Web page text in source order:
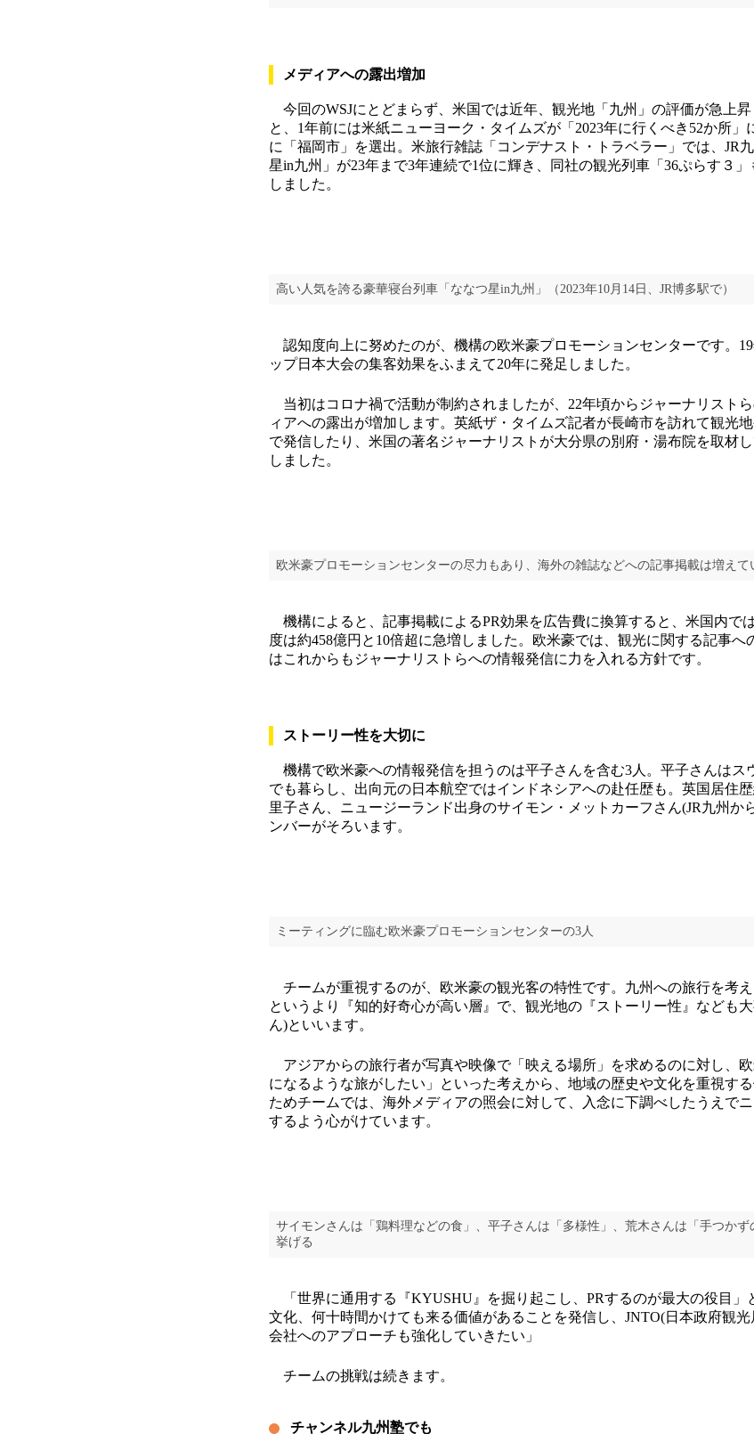
メディアへの露出増加
今回のWSJにとどまらず、米国では近年、観光地「九州」の評価が急上
と、1年前には米紙ニューヨーク・タイムズが「2023年に行くべき52か所」
に「福岡市」を選出。米旅行雑誌「コンデナスト・トラベラー」では、JR
星in九州」が23年まで3年連続で1位に輝き、同社の観光列車「36ぷらす３
しました。
高い人気を誇る豪華寝台列車「ななつ星in九州」（2023年10月14日、JR博多駅で）
認知度向上に努めたのが、機構の欧米豪プロモーションセンターです。
ップ日本大会の集客効果をふまえて20年に発足しました。
当初はコロナ禍で活動が制約されましたが、22年頃からジャーナリスト
ィアへの露出が増加します。英紙ザ・タイムズ記者が長崎市を訪れて観光
で発信したり、米国の著名ジャーナリストが大分県の別府・湯布院を取材
しました。
欧米豪プロモーションセンターの尽力もあり、海外の雑誌などへの記事掲載は増えて
機構によると、記事掲載によるPR効果を広告費に換算すると、米国内で
度は約458億円と10倍超に急増しました。欧米豪では、観光に関する記事へ
はこれからもジャーナリストらへの情報発信に力を入れる方針です。
ストーリー性を大切に
機構で欧米豪への情報発信を担うのは平子さんを含む3人。平子さんはス
でも暮らし、出向元の日本航空ではインドネシアへの赴任歴も。英国居住
里子さん、ニュージーランド出身のサイモン・メットカーフさん(JR九州か
ンバーがそろいます。
ミーティングに臨む欧米豪プロモーションセンターの3人
チームが重視するのが、欧米豪の観光客の特性です。九州への旅行を考え
というより『知的好奇心が高い層』で、観光地の『ストーリー性』なども
ん)といいます。
アジアからの旅行者が写真や映像で「映える場所」を求めるのに対し、
になるような旅がしたい」といった考えから、地域の歴史や文化を重視す
ためチームでは、海外メディアの照会に対して、入念に下調べしたうえで
するよう心がけています。
サイモンさんは「鶏料理などの食」、平子さんは「多様性」、荒木さんは「手つか
挙げる
「世界に通用する『KYUSHU』を掘り起こし、PRするのが最大の役目」
文化、何十時間かけても来る価値があることを発信し、JNTO(日本政府観
会社へのアプローチも強化していきたい」
チームの挑戦は続きます。
チャンネル九州塾でも